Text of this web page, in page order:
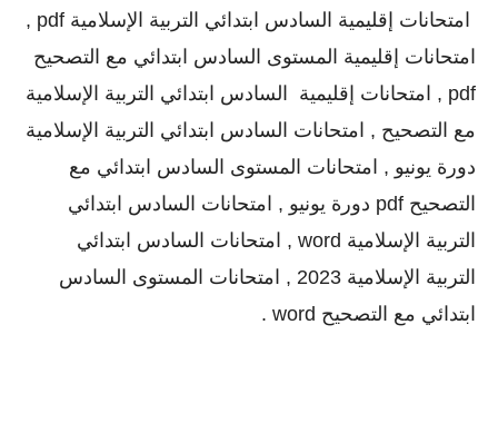
امتحانات إقليمية السادس ابتدائي التربية الإسلامية pdf ,
امتحانات إقليمية المستوى السادس ابتدائي مع التصحيح
pdf , امتحانات إقليمية السادس ابتدائي التربية الإسلامية
مع التصحيح , امتحانات السادس ابتدائي التربية الإسلامية
دورة يونيو , امتحانات المستوى السادس ابتدائي مع
التصحيح pdf دورة يونيو , امتحانات السادس ابتدائي
التربية الإسلامية word , امتحانات السادس ابتدائي
التربية الإسلامية 2023 , امتحانات المستوى السادس
ابتدائي مع التصحيح word .